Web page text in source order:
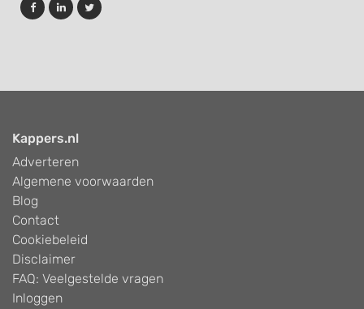
Kappers.nl
Adverteren
Algemene voorwaarden
Blog
Contact
Cookiebeleid
Disclaimer
FAQ: Veelgestelde vragen
Inloggen